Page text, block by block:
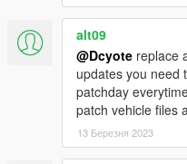
alt09
@Dcyote replace
updates you need
patchday
patch vehicle files
13 Березня 2023